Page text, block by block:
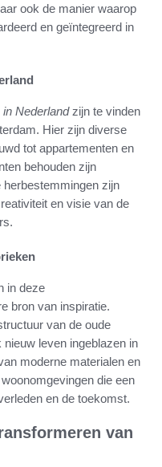
ook de manier waarop
en geïntegreerd in
Nederlandzijn te vinden
Hier zijn diverse
tot appartementen en
behouden zijn
zijn
en visie van de
in deze
bron van inspiratie.
van de oude
leven ingeblazen in
moderne materialen en
die een
en de toekomst.
van